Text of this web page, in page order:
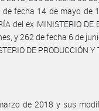
de fecha 14 de mayo de
del ex MINISTERIO DE
y 262 de fecha 6 de
DE PRODUCCIÓN Y
de 2018 y sus